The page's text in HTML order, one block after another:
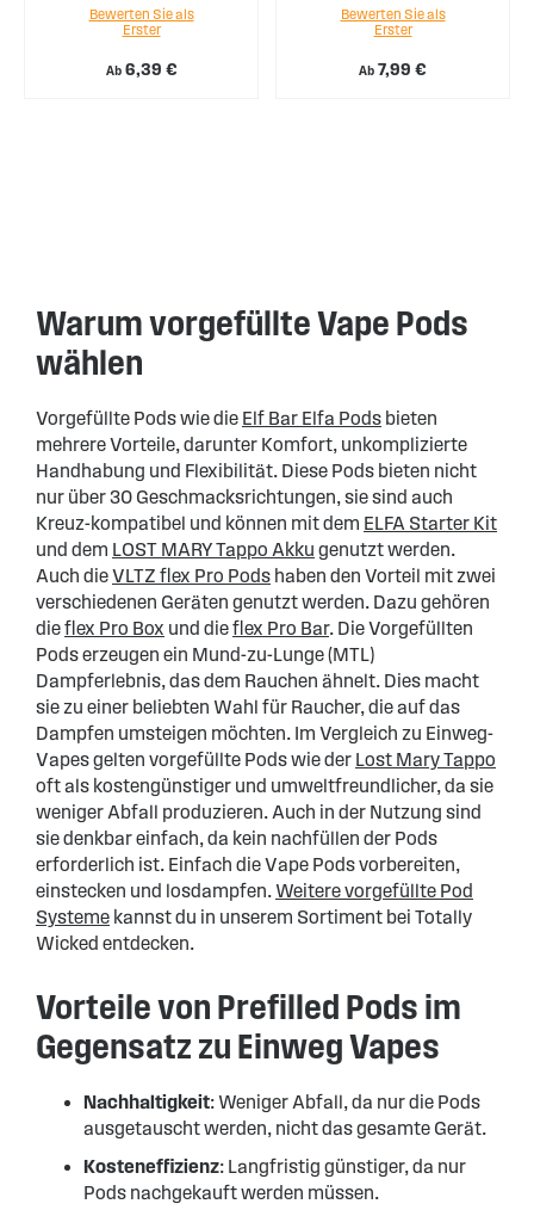
Ab 6,39 €
Bewerten Sie als
Erster
Ab 7,99 €
Bewerten Sie als
Erster
Warum vorgefüllte Vape Pods
wählen
Vorgefüllte Pods wie die Elf Bar Elfa Pods bieten
mehrere Vorteile, darunter Komfort, unkomplizierte
Handhabung und Flexibilität. Diese Pods bieten nicht
nur über 30 Geschmacksrichtungen, sie sind auch
Kreuz-kompatibel und können mit dem ELFA Starter Kit
und dem LOST MARY Tappo Akku genutzt werden.
Auch dieVLTZ flex Pro Pods haben den Vorteil mit zwei
verschiedenen Geräten genutzt werden. Dazu gehören
dieflex Pro Box und dieflex Pro Bar. Die Vorgefüllten
Pods erzeugen ein Mund-zu-Lunge (MTL)
Dampferlebnis, das dem Rauchen ähnelt. Dies macht
sie zu einer beliebten Wahl für Raucher, die auf das
Dampfen umsteigen möchten. Im Vergleich zu Einweg-
Vapes gelten vorgefüllte Pods wie der Lost Mary Tappo
oft als kostengünstiger und umweltfreundlicher, da sie
weniger Abfall produzieren. Auch in der Nutzung sind
sie denkbar einfach, da kein nachfüllen der Pods
erforderlich ist. Einfach die Vape Pods vorbereiten,
einstecken und losdampfen. Weitere vorgefüllte Pod
Systeme kannst du in unserem Sortiment bei Totally
Wicked entdecken.
Vorteile von Prefilled Pods im
Gegensatz zu Einweg Vapes
Nachhaltigkeit: Weniger Abfall, da nur die Pods
ausgetauscht werden, nicht das gesamte Gerät.
Kosteneffizienz: Langfristig günstiger, da nur
Pods nachgekauft werden müssen.